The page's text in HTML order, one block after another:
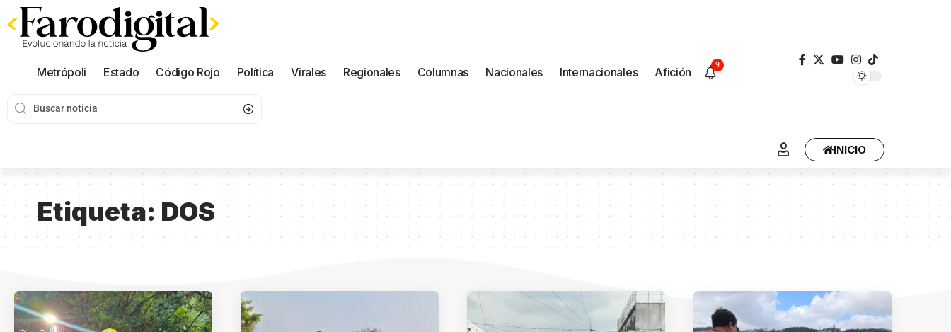
Metrópoli Estado Código Rojo Política Virales Regionales Columnas Nacionales Internacionales Afición
9
INICIO
Etiqueta: DOS